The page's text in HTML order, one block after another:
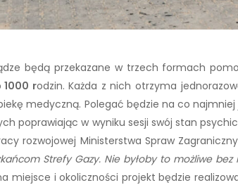
będą przekazane w trzech formach
1000 rodzin. Każda z nich otrzyma
medyczną. Polegać będzie na co najmniej
poprawiając w wyniku sesji swój stan
rozwojowej Ministerstwa Spraw
Strefy Gazy. Nie byłoby to możliwe
miejsce i okoliczności projekt będzie